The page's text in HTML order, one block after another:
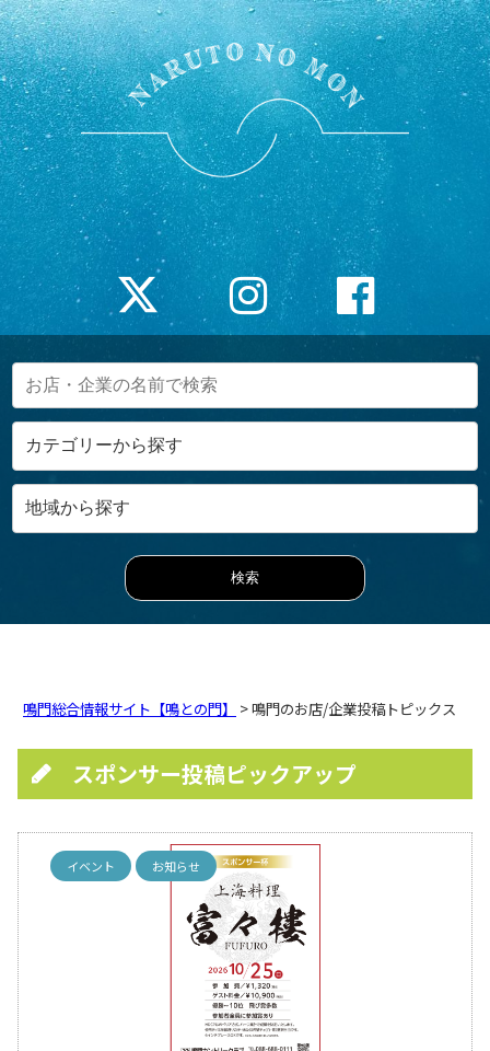
鳴門総合情報サイト【鳴との門】 > 鳴門のお店/企業投稿トピックス
スポンサー投稿ピックアップ
イベント お知らせ